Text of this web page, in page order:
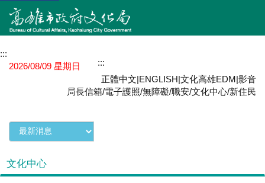
:::
:::
2026/08/09 星期日
正體中文|ENGLISH|文化高雄EDM|影音
局長信箱/電子護照/無障礙/職安/文化中心/新住民
文化中心